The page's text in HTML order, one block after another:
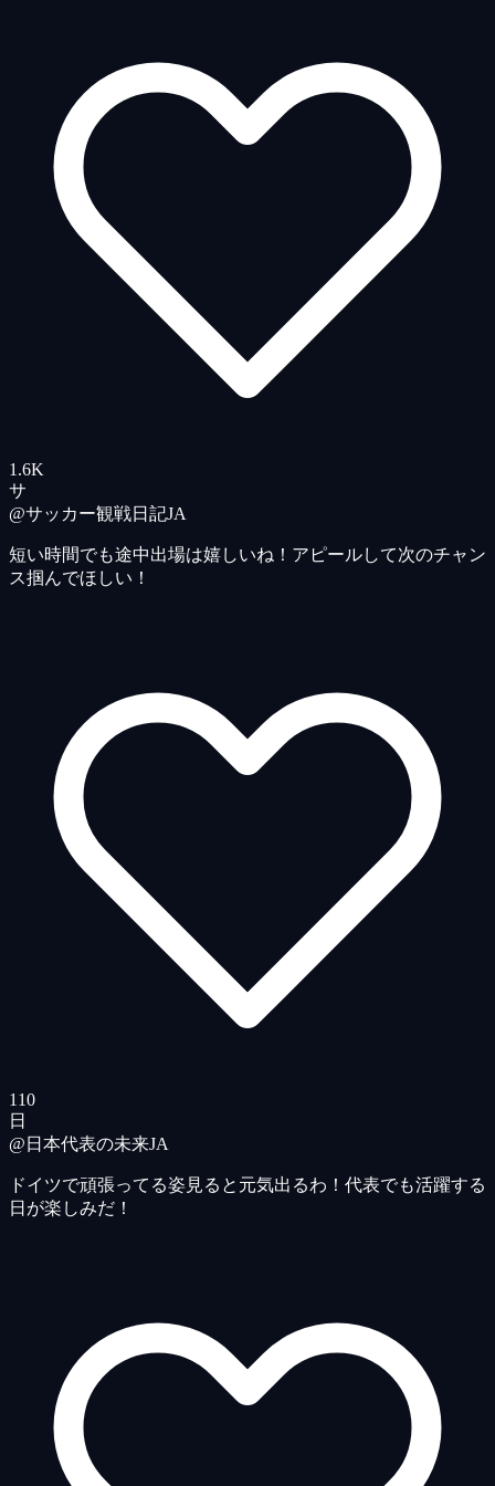
1.6K
サ
@サッカー観戦日記JA
短い時間でも途中出場は嬉しいね！アピールして次のチャン
ス掴んでほしい！
110
日
@日本代表の未来JA
ドイツで頑張ってる姿見ると元気出るわ！代表でも活躍する
日が楽しみだ！